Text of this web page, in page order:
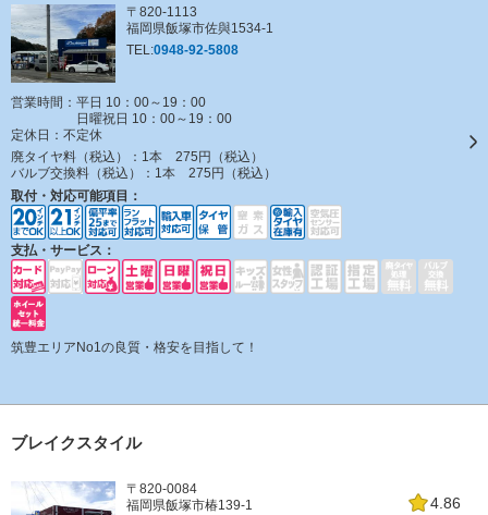
〒820-1113
福岡県飯塚市佐與1534-1
TEL:0948-92-5808
営業時間：平日 10：00～19：00
日曜祝日 10：00～19：00
定休日： 不定休
廃タイヤ料（税込）： 1本 275円（税込）
バルブ交換料（税込）： 1本 275円（税込）
取付・対応可能項目：
支払・サービス：
筑豊エリアNo1の良質・格安を目指して！
ブレイクスタイル
4.86
〒820-0084
福岡県飯塚市椿139-1